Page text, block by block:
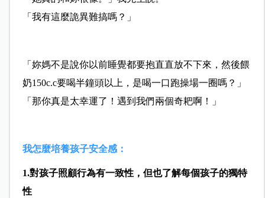
「我有這麼詭異難搞嗎？」
「妳媽不是說你以前睡覺都要抱直直放不下來，然後餵
奶150c.c要喝半鐘頭以上，是喝一口跑操場一圈嗎？」
「那你真是太幸運了！遇到我們兩個奇耙啊！」
我怎麼培養孩子安全感：
1.對孩子照顧行為有一致性，但也了解每個孩子的獨特
性